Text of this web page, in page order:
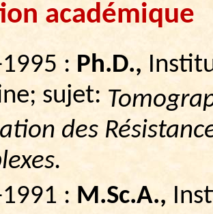
académique
: Ph.D.,
sujet:
des
: M.Sc.A.,